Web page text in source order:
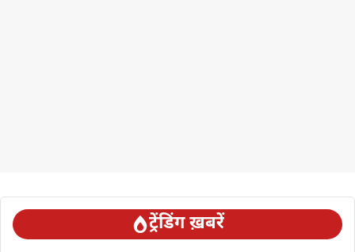
ट्रेंडिंग ख़बरें